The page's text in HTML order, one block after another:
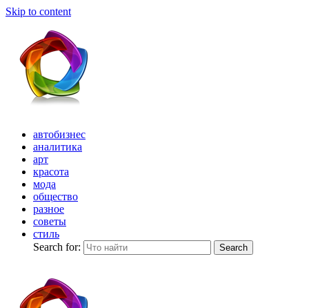
Skip to content
автобизнес
аналитика
арт
красота
мода
общество
разное
советы
стиль
Search for:
Search